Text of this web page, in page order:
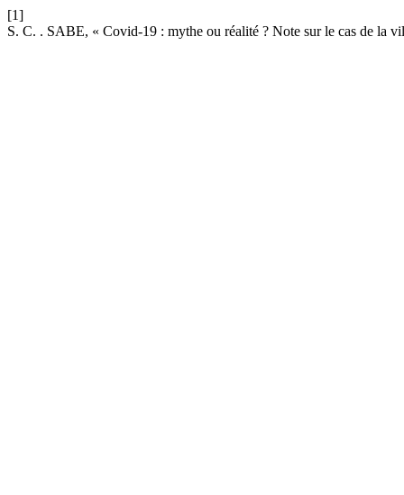
[1]
S. C. . SABE, « Covid-19 : mythe ou réalité ? Note sur le cas de la